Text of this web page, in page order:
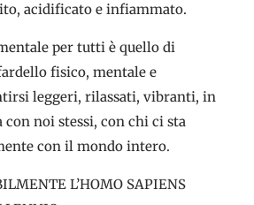
acidificato e infiammato.
per tutti è quello di
fisico, mentale e
leggeri, rilassati, vibranti, in
con noi stessi, con chi ci sta
con il mondo intero.
L’HOMO SAPIENS